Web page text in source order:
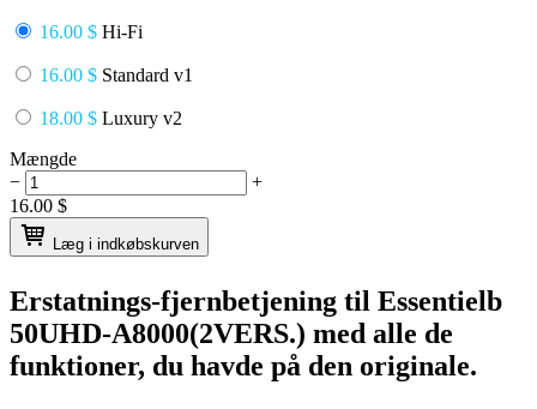
16.00 $ Hi-Fi
16.00 $ Standard v1
18.00 $ Luxury v2
Mængde
−
+
16.00 $
Læg i indkøbskurven
Erstatnings-fjernbetjening til Essentielb
50UHD-A8000(2VERS.) med alle de
funktioner, du havde på den originale.